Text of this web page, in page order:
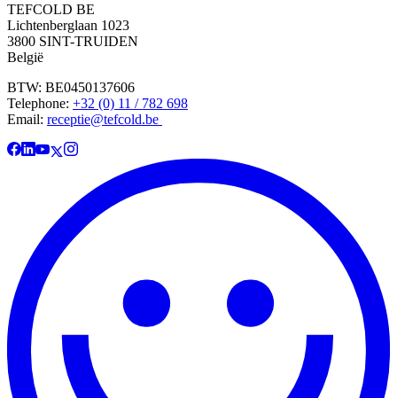
TEFCOLD BE
Lichtenberglaan 1023
3800 SINT-TRUIDEN
België
BTW: BE0450137606
Telephone: +32 (0) 11 / 782 698
Email: receptie@tefcold.be